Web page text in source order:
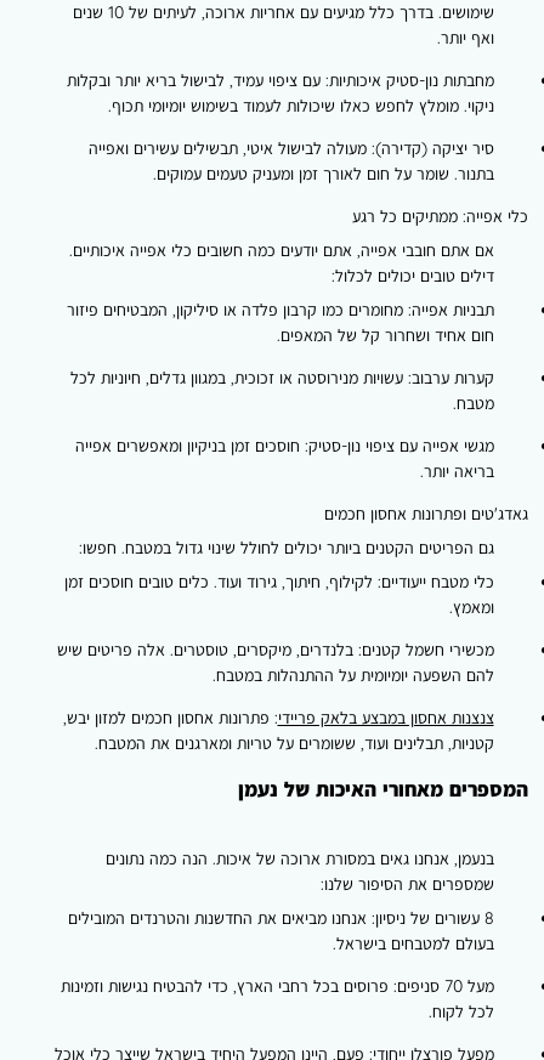
שימושים. בדרך כלל מגיעים עם אחריות ארוכה, לעיתים של 10 שנים
יותר.
נון-סטיק איכותיות: עם ציפוי עמיד, לבישול בריא יותר ובקלות
מומלץ לחפש כאלו שיכולות לעמוד בשימוש יומיומי תכוף.
יציקה (קדירה): מעולה לבישול איטי, תבשילים עשירים ואפייה
שומר על חום לאורך זמן ומעניק טעמים עמוקים.
ממתיקים כל רגע
אתם חובבי אפייה, אתם יודעים כמה חשובים כלי אפייה איכותיים.
טובים יכולים לכלול:
אפייה: מחומרים כמו קרבון פלדה או סיליקון, המבטיחים פיזור
אחיד ושחרור קל של המאפים.
ערבוב: עשויות מנירוסטה או זכוכית, במגוון גדלים, חיוניות לכל
אפייה עם ציפוי נון-סטיק: חוסכים זמן בניקיון ומאפשרים אפייה
יותר.
ופתרונות אחסון חכמים
הפריטים הקטנים ביותר יכולים לחולל שינוי גדול במטבח. חפשו:
מטבח ייעודיים: לקילוף, חיתוך, גירוד ועוד. כלים טובים חוסכים זמן
חשמל קטנים: בלנדרים, מיקסרים, טוסטרים. אלה פריטים שיש
השפעה יומיומית על ההתנהלות במטבח.
אחסון במבצע בלאק פריידי: פתרונות אחסון חכמים למזון יבש,
תבלינים ועוד, ששומרים על טריות ומארגנים את המטבח.
מאחורי האיכות של נעמן
אנחנו גאים במסורת ארוכה של איכות. הנה כמה נתונים
את הסיפור שלנו:
8 עשורים של ניסיון: אנחנו מביאים את החדשנות והטרנדים המובילים
למטבחים בישראל.
מעל 70 סניפים: פרוסים בכל רחבי הארץ, כדי להבטיח נגישות וזמינות
לקוח.
פורצלן ייחודי: פעם, היינו המפעל היחיד בישראל שייצר כלי אוכל